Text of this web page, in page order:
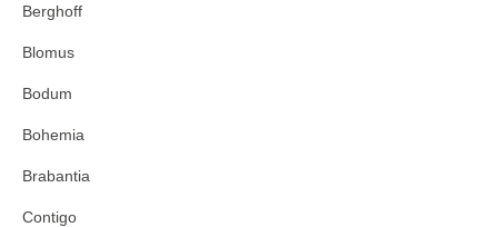
Berghoff
Blomus
Bodum
Bohemia
Brabantia
Contigo